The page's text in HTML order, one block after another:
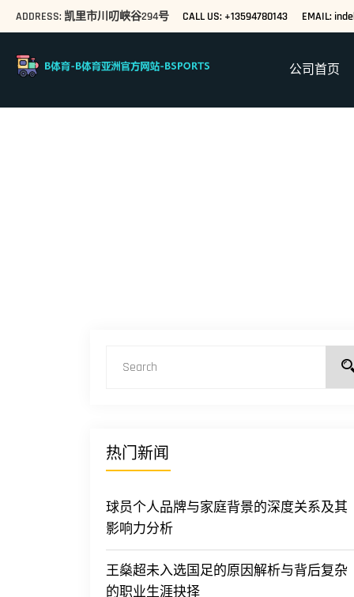
ADDRESS: 凯里市川叨峡谷294号 CALL US: +13594780143 EMAIL:
公司首页
热门新闻
球员个人品牌与家庭背景的深度关系及其
影响力分析
王燊超未入选国足的原因解析与背后复杂
的职业生涯抉择